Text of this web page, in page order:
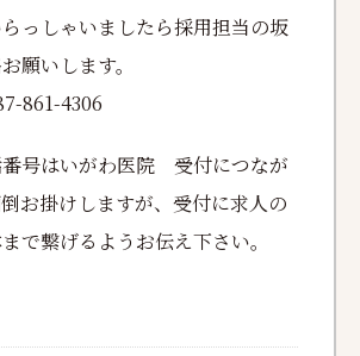
っしゃいましたら採用担当の坂
願いします。
861-4306
号はいがわ医院 受付につなが
お掛けしますが、受付に求人の
で繋げるようお伝え下さい。